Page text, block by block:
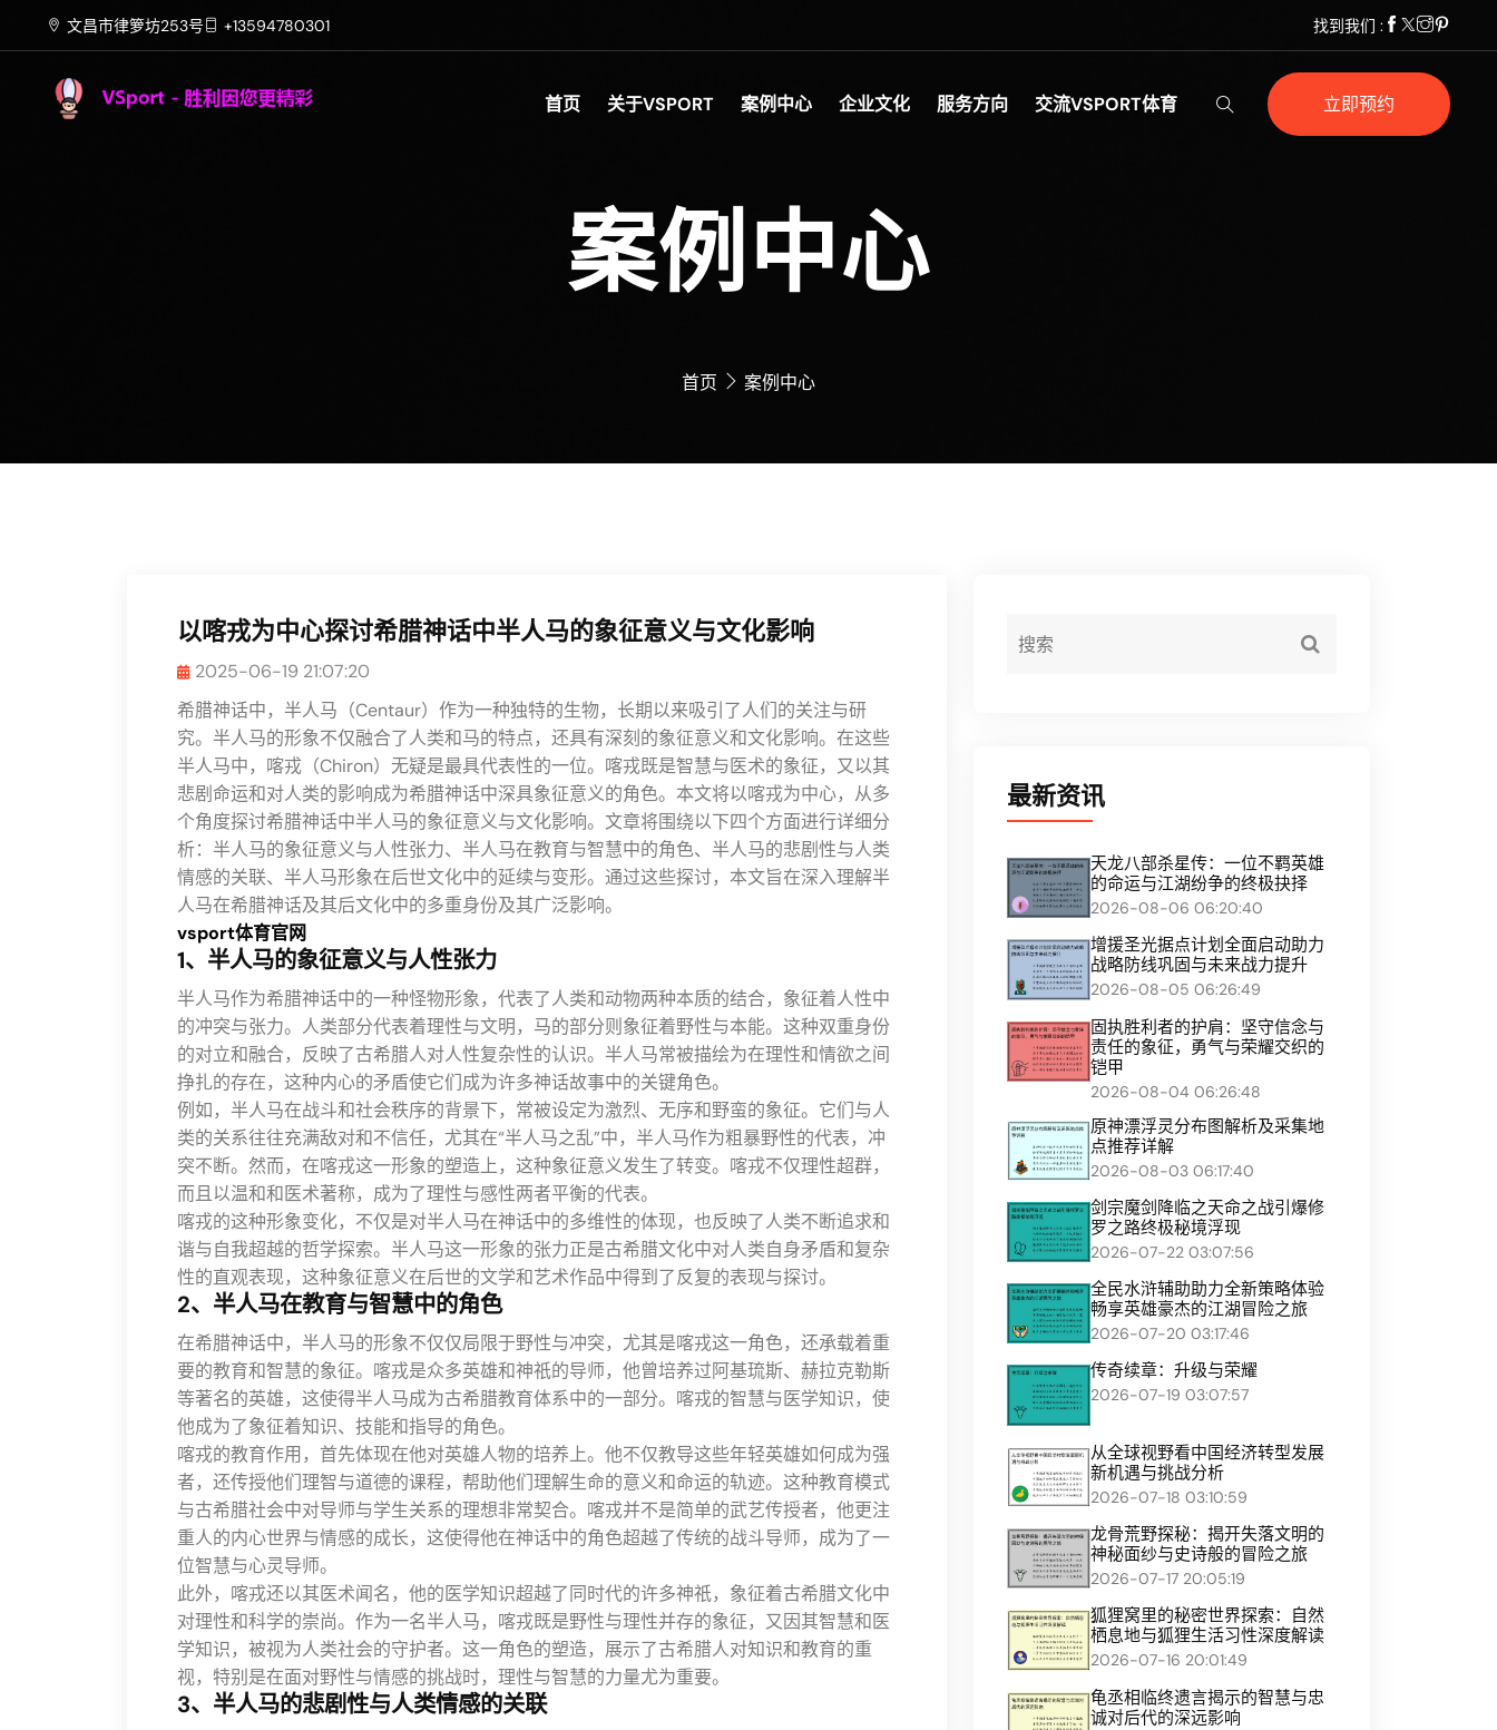
文昌市律箩坊253号 +13594780301 找到我们 :
首页 关于VSPORT 案例中心 企业文化 服务方向 交流VSPORT体育 立即预约
案例中心
首页 案例中心
以喀戎为中心探讨希腊神话中半人马的象征意义与文化影响
2025-06-19 21:07:20
希腊神话中，半人马（Centaur）作为一种独特的生物，长期以来吸引了人们的关注与研
究。半人马的形象不仅融合了人类和马的特点，还具有深刻的象征意义和文化影响。在这些
半人马中，喀戎（Chiron）无疑是最具代表性的一位。喀戎既是智慧与医术的象征，又以其
悲剧命运和对人类的影响成为希腊神话中深具象征意义的角色。本文将以喀戎为中心，从多
个角度探讨希腊神话中半人马的象征意义与文化影响。文章将围绕以下四个方面进行详细分
析：半人马的象征意义与人性张力、半人马在教育与智慧中的角色、半人马的悲剧性与人类
情感的关联、半人马形象在后世文化中的延续与变形。通过这些探讨，本文旨在深入理解半
人马在希腊神话及其后文化中的多重身份及其广泛影响。
vsport体育官网
1、半人马的象征意义与人性张力
半人马作为希腊神话中的一种怪物形象，代表了人类和动物两种本质的结合，象征着人性中
的冲突与张力。人类部分代表着理性与文明，马的部分则象征着野性与本能。这种双重身份
的对立和融合，反映了古希腊人对人性复杂性的认识。半人马常被描绘为在理性和情欲之间
挣扎的存在，这种内心的矛盾使它们成为许多神话故事中的关键角色。
例如，半人马在战斗和社会秩序的背景下，常被设定为激烈、无序和野蛮的象征。它们与人
类的关系往往充满敌对和不信任，尤其在“半人马之乱”中，半人马作为粗暴野性的代表，冲
突不断。然而，在喀戎这一形象的塑造上，这种象征意义发生了转变。喀戎不仅理性超群，
而且以温和和医术著称，成为了理性与感性两者平衡的代表。
喀戎的这种形象变化，不仅是对半人马在神话中的多维性的体现，也反映了人类不断追求和
谐与自我超越的哲学探索。半人马这一形象的张力正是古希腊文化中对人类自身矛盾和复杂
性的直观表现，这种象征意义在后世的文学和艺术作品中得到了反复的表现与探讨。
2、半人马在教育与智慧中的角色
在希腊神话中，半人马的形象不仅仅局限于野性与冲突，尤其是喀戎这一角色，还承载着重
要的教育和智慧的象征。喀戎是众多英雄和神祇的导师，他曾培养过阿基琉斯、赫拉克勒斯
等著名的英雄，这使得半人马成为古希腊教育体系中的一部分。喀戎的智慧与医学知识，使
他成为了象征着知识、技能和指导的角色。
喀戎的教育作用，首先体现在他对英雄人物的培养上。他不仅教导这些年轻英雄如何成为强
者，还传授他们理智与道德的课程，帮助他们理解生命的意义和命运的轨迹。这种教育模式
与古希腊社会中对导师与学生关系的理想非常契合。喀戎并不是简单的武艺传授者，他更注
重人的内心世界与情感的成长，这使得他在神话中的角色超越了传统的战斗导师，成为了一
位智慧与心灵导师。
此外，喀戎还以其医术闻名，他的医学知识超越了同时代的许多神祇，象征着古希腊文化中
对理性和科学的崇尚。作为一名半人马，喀戎既是野性与理性并存的象征，又因其智慧和医
学知识，被视为人类社会的守护者。这一角色的塑造，展示了古希腊人对知识和教育的重
视，特别是在面对野性与情感的挑战时，理性与智慧的力量尤为重要。
3、半人马的悲剧性与人类情感的关联
最新资讯
天龙八部杀星传：一位不羁英雄
的命运与江湖纷争的终极抉择
2026-08-06 06:20:40
增援圣光据点计划全面启动助力
战略防线巩固与未来战力提升
2026-08-05 06:26:49
固执胜利者的护肩：坚守信念与
责任的象征，勇气与荣耀交织的
铠甲
2026-08-04 06:26:48
原神漂浮灵分布图解析及采集地
点推荐详解
2026-08-03 06:17:40
剑宗魔剑降临之天命之战引爆修
罗之路终极秘境浮现
2026-07-22 03:07:56
全民水浒辅助助力全新策略体验
畅享英雄豪杰的江湖冒险之旅
2026-07-20 03:17:46
传奇续章：升级与荣耀
2026-07-19 03:07:57
从全球视野看中国经济转型发展
新机遇与挑战分析
2026-07-18 03:10:59
龙骨荒野探秘：揭开失落文明的
神秘面纱与史诗般的冒险之旅
2026-07-17 20:05:19
狐狸窝里的秘密世界探索：自然
栖息地与狐狸生活习性深度解读
2026-07-16 20:01:49
龟丞相临终遗言揭示的智慧与忠
诚对后代的深远影响